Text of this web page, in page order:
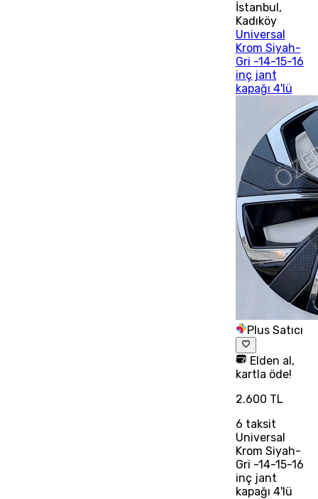
İstanbul ,
Kadıköy
Universal
Krom Siyah-
Gri -14-15-16
inç jant
kapağı 4'lü
Plus Satıcı
Elden al,
kartla öde!
2.600 TL
6 taksit
Universal
Krom Siyah-
Gri -14-15-16
inç jant
kapağı 4'lü